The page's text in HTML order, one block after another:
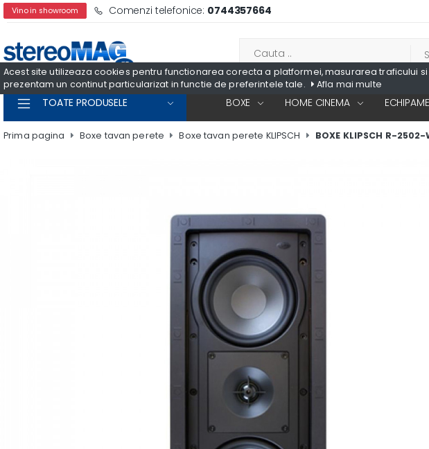
Acest site utilizeaza cookies pentru functionarea corecta a platformei, masurarea traficului
prezentam un continut particularizat in functie de preferintele tale.
Afla mai multe
Vino in showroom Comenzi telefonice: 0744357664
TOATE PRODUSELE BOXE HOME CINEMA
Prima pagina Boxe tavan perete Boxe tavan perete KLIPSCH BOXE KLIPSCH R-2502-